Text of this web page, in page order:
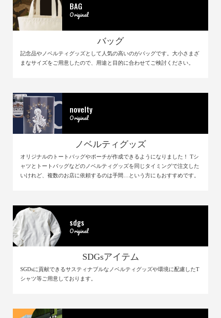
BAG
Original
バッグ
記念品やノベルティグッズとして人気の高いのがバッグです。大小さまざ
まなサイズをご用意したので、用途と目的に合わせてご検討ください。
novelty
Original
ノベルティグッズ
オリジナルのトートバッグやポーチが作成できるようになりました！ Tシ
ャツとトートバッグなどのノベルティグッズを同じタイミングで注文した
いけれど、複数のお店に依頼するのは手間…という方にもおすすめです。
sdgs
Original
SDGsアイテム
SGDsに貢献できるサスティナブルなノベルティグッズや環境に配慮したT
シャツ等ご用意しております。